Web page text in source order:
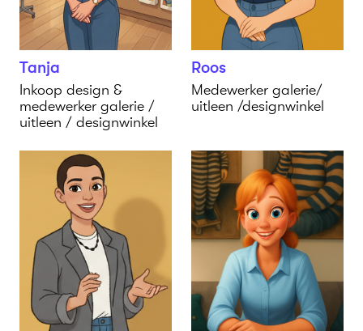
Tanja
Inkoop design &
medewerker galerie /
uitleen / designwinkel
Roos
Medewerker galerie/
uitleen /designwinkel